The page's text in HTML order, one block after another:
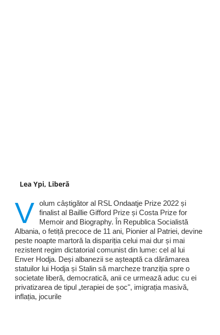
Lea Ypi, Liberă
V olum câștigător al RSL Ondaatje Prize 2022 și
finalist al Baillie Gifford Prize și Costa Prize for
Memoir and Biography. În Republica Socialistă
Albania, o fetiță precoce de 11 ani, Pionier al Patriei, devine
peste noapte martoră la dispariția celui mai dur și mai
rezistent regim dictatorial comunist din lume: cel al lui
Enver Hodja. Deși albanezii se așteaptă ca dărâmarea
statuilor lui Hodja și Stalin să marcheze tranziția spre o
societate liberă, democratică, anii ce urmează aduc cu ei
privatizarea de tipul „terapiei de șoc", imigrația masivă,
inflația, jocurile